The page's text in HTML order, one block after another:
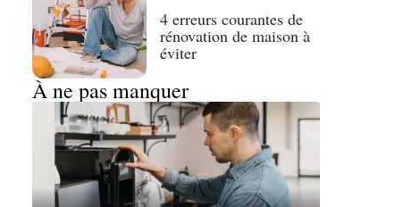
4 erreurs courantes de
rénovation de maison à
éviter
À ne pas manquer